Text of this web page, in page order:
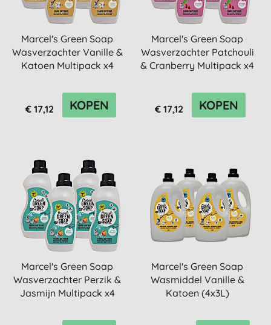
Marcel's Green Soap
Wasverzachter Vanille &
Katoen Multipack x4
€ 17,12 KOPEN
Marcel's Green Soap
Wasverzachter Patchouli
& Cranberry Multipack x4
€ 17,12 KOPEN
Marcel's Green Soap
Wasverzachter Perzik &
Jasmijn Multipack x4
Marcel's Green Soap
Wasmiddel Vanille &
Katoen (4x3L)